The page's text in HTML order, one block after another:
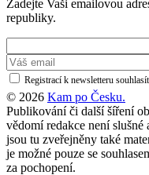
Zadejte Vaši emailovou
republiky.
Registrací k newsletteru
© 2026 Kam po Česku.
Publikování či další šíření
vědomí redakce není
jsou tu zveřejněny také
je možné pouze se
za pochopení.